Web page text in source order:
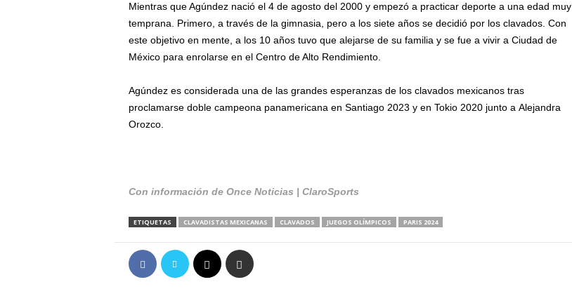
Mientras que Agúndez nació el 4 de agosto del 2000 y empezó a practicar deporte a una edad muy
temprana. Primero, a través de la gimnasia, pero a los siete años se decidió por los clavados. Con
este objetivo en mente, a los 10 años tuvo que alejarse de su familia y se fue a vivir a Ciudad de
México para enrolarse en el Centro de Alto Rendimiento.
Agúndez es considerada una de las grandes esperanzas de los clavados mexicanos tras
proclamarse doble campeona panamericana en Santiago 2023 y en Tokio 2020 junto a Alejandra
Orozco.
Con información de Once Noticias | ClaroSports
ETIQUETAS CLAVADISTAS MEXICANAS CLAVADOS JUEGOS OLÍMPICOS PARIS 2024